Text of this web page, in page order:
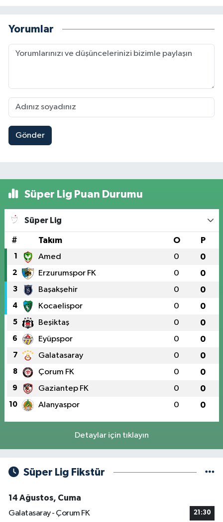
Yorumlar
Gönder
Süper Lig Puan Durumu
Süper Lig
# Takım O P
1 Amed 0 0
2 Erzurumspor FK 0 0
3 Başakşehir 0 0
4 Kocaelispor 0 0
5 Beşiktaş 0 0
6 Eyüpspor 0 0
7 Galatasaray 0 0
8 Çorum FK 0 0
9 Gaziantep FK 0 0
10 Alanyaspor 0 0
Detaylar için tıklayın
Süper Lig Fikstür
14 Ağustos, Cuma
Galatasaray - Çorum FK
21:30